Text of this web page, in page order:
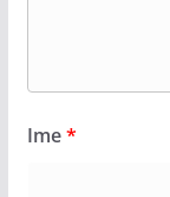
Ime*